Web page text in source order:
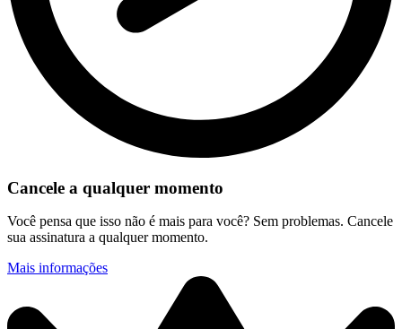
Cancele a qualquer momento
Você pensa que isso não é mais para você? Sem problemas. Cancele
sua assinatura a qualquer momento.
Mais informações